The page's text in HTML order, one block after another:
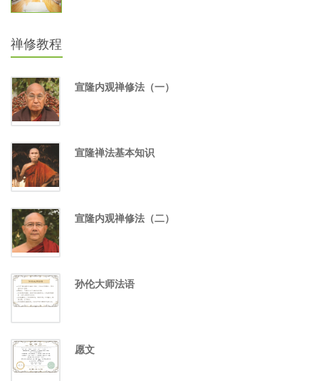
禅修教程
宣隆内观禅修法（一）
宣隆禅法基本知识
宣隆内观禅修法（二）
孙伦大师法语
愿文